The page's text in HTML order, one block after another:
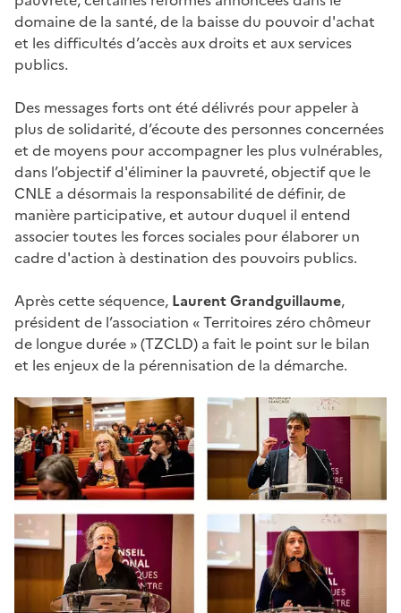
domaine de la santé, de la baisse du pouvoir d'achat
et les difficultés d’accès aux droits et aux services
publics.
Des messages forts ont été délivrés pour appeler à
plus de solidarité, d’écoute des personnes concernées
et de moyens pour accompagner les plus vulnérables,
dans l’objectif d'éliminer la pauvreté, objectif que le
CNLE a désormais la responsabilité de définir, de
manière participative, et autour duquel il entend
associer toutes les forces sociales pour élaborer un
cadre d'action à destination des pouvoirs publics.
Après cette séquence, Laurent Grandguillaume,
président de l’association «Territoires zéro chômeur
de longue durée » (TZCLD) a fait le point sur le bilan
et les enjeux de la pérennisation de la démarche.